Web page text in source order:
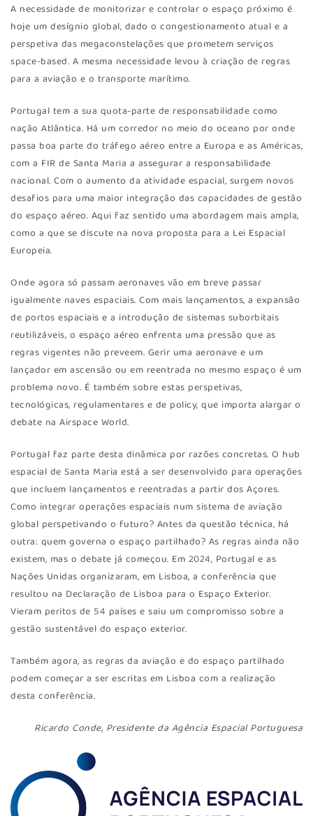
A necessidade de monitorizar e controlar o espaço próximo é
hoje um desígnio global, dado o congestionamento atual e a
perspetiva das megaconstelações que prometem serviços
space-based. A mesma necessidade levou à criação de regras
para a aviação e o transporte marítimo.
Portugal tem a sua quota-parte de responsabilidade como
nação Atlântica. Há um corredor no meio do oceano por onde
passa boa parte do tráfego aéreo entre a Europa e as Américas,
com a FIR de Santa Maria a assegurar a responsabilidade
nacional. Com o aumento da atividade espacial, surgem novos
desafios para uma maior integração das capacidades de gestão
do espaço aéreo. Aqui faz sentido uma abordagem mais ampla,
como a que se discute na nova proposta para a Lei Espacial
Europeia.
Onde agora só passam aeronaves vão em breve passar
igualmente naves espaciais. Com mais lançamentos, a expansão
de portos espaciais e a introdução de sistemas suborbitais
reutilizáveis, o espaço aéreo enfrenta uma pressão que as
regras vigentes não preveem. Gerir uma aeronave e um
lançador em ascensão ou em reentrada no mesmo espaço é um
problema novo. É também sobre estas perspetivas,
tecnológicas, regulamentares e de policy, que importa alargar o
debate na Airspace World.
Portugal faz parte desta dinâmica por razões concretas. O hub
espacial de Santa Maria está a ser desenvolvido para operações
que incluem lançamentos e reentradas a partir dos Açores.
Como integrar operações espaciais num sistema de aviação
global perspetivando o futuro? Antes da questão técnica, há
outra: quem governa o espaço partilhado? As regras ainda não
existem, mas o debate já começou. Em 2024, Portugal e as
Nações Unidas organizaram, em Lisboa, a conferência que
resultou na Declaração de Lisboa para o Espaço Exterior.
Vieram peritos de 54 países e saiu um compromisso sobre a
gestão sustentável do espaço exterior.
Também agora, as regras da aviação e do espaço partilhado
podem começar a ser escritas em Lisboa com a realização
desta conferência.
Ricardo Conde, Presidente da Agência Espacial Portuguesa